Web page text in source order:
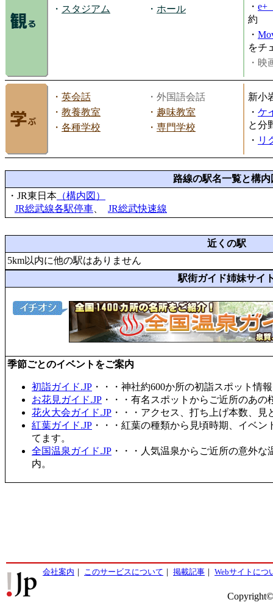
・ スタジアム ・ ホール ・ e+
約
・
をチ
・映
・ 英会話
・外国語会話
・ 教養教室 ・ 趣味教室
・ 各種学校 ・ 専門学校
新小
・ ケ
と分
・ リ
路線の駅名一覧と構内
・JR東日本 （構内図）
JR総武線各駅停車
JR総武快速線
近くの駅
5km以内に他の駅はありません
駅街ガイド姉妹サイ
季節ごとのイベントをご案内
初詣ガイド.JP ・・・神社約600か所の初詣スポット情
お花見ガイド.JP ・・・有名スポットからご近所のあ
花火大会ガイド.JP ・・・アクセス、打ち上げ本数、
紅葉ガイド.JP ・・・紅葉の種類から見頃時期、イベ
てます。
全国温泉ガイド.JP ・・・人気温泉からご近所の意外
内。
会社案内 ｜ このサービスについて ｜ 掲載記事 ｜ Webサイトにつ